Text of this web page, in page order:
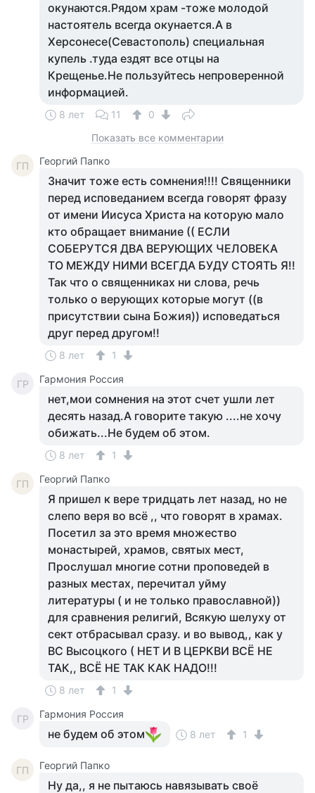
окунаются.Рядом храм -тоже молодой
настоятель всегда окунается.А в
Херсонесе(Севастополь) специальная
купель .туда ездят все отцы на
Крещенье.Не пользуйтесь непроверенной
информацией.
8 лет 11
0
Показать все комментарии
ГП Георгий Папко
Значит тоже есть сомнения!!!! Священники
перед исповеданием всегда говорят фразу
от имени Иисуса Христа на которую мало
кто обращает внимание (( ЕСЛИ
СОБЕРУТСЯ ДВА ВЕРУЮЩИХ ЧЕЛОВЕКА
ТО МЕЖДУ НИМИ ВСЕГДА БУДУ СТОЯТЬ Я!!
Так что о священниках ни слова, речь
только о верующих которые могут ((в
присутствии сына Божия)) исповедаться
друг перед другом!!
8 лет 1
ГР Гармония Россия
нет,мои сомнения на этот счет ушли лет
десять назад.А говорите такую ....не хочу
обижать...Не будем об этом.
8 лет 1
ГП Георгий Папко
Я пришел к вере тридцать лет назад, но не
слепо веря во всё ,, что говорят в храмах.
Посетил за это время множество
монастырей, храмов, святых мест,
Прослушал многие сотни проповедей в
разных местах, перечитал уйму
литературы ( и не только православной))
для сравнения религий, Всякую шелуху от
сект отбрасывал сразу. и во вывод,, как у
ВС Высоцкого ( НЕТ И В ЦЕРКВИ ВСЁ НЕ
ТАК,, ВСЁ НЕ ТАК КАК НАДО!!!
8 лет 1
ГР Гармония Россия
не будем об этом 8 лет 1
ГП Георгий Папко
Ну да,, я не пытаюсь навязывать своё